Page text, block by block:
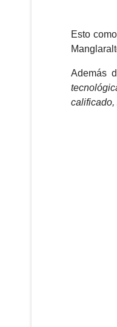
Esto
Además
calificado,